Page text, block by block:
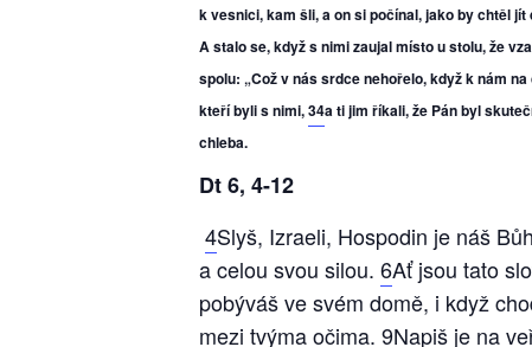
k vesnici, kam šli, a on si počínal, jako by chtěl jít
A stalo se, když s nimi zaujal místo u stolu, že
spolu: „Což v nás srdce nehořelo, když k nám
kteří byli s nimi,34a ti jim říkali, že Pán byl
chleba.
Dt 6, 4-12
4Slyš, Izraeli, Hospodin je náš
a celou svou silou. 6Ať jsou tato
pobýváš ve svém domě, i když
mezi tvýma očima. 9Napiš je na